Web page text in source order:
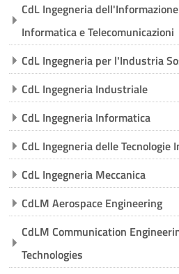
CdL Ingegneria
Informatica e Telecomunicazioni
CdL Ingegneria per l'Industria
CdL Ingegneria Industriale
CdL Ingegneria Informatica
CdL Ingegneria delle Tecnologie
CdL Ingegneria Meccanica
CdLM Aerospace Engineering
CdLM Communication
Technologies